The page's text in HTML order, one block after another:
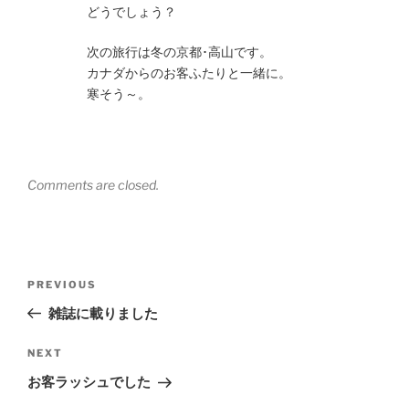
どうでしょう？
次の旅行は冬の京都･高山です。
カナダからのお客ふたりと一緒に。
寒そう～。
Comments are closed.
Previous
Post
PREVIOUS
雑誌に載りました
Next
Post
NEXT
お客ラッシュでした